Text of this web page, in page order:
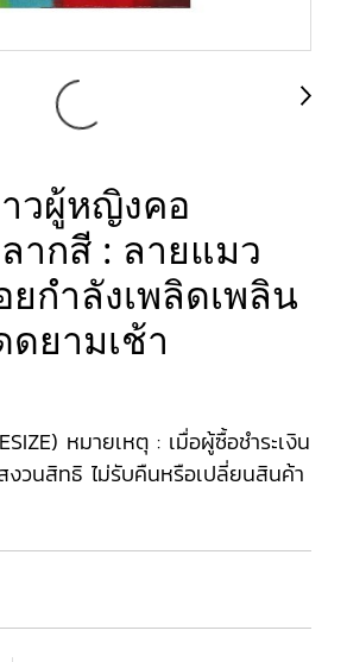
วผู้หญิงคอ
ากสี : ลายแมว
กำลังเพลิดเพลิน
ยามเช้า
หมายเหตุ : เมื่อผู้ซื้อชำระเงิน
งวนสิทธิ ไม่รับคืนหรือเปลี่ยนสินค้า